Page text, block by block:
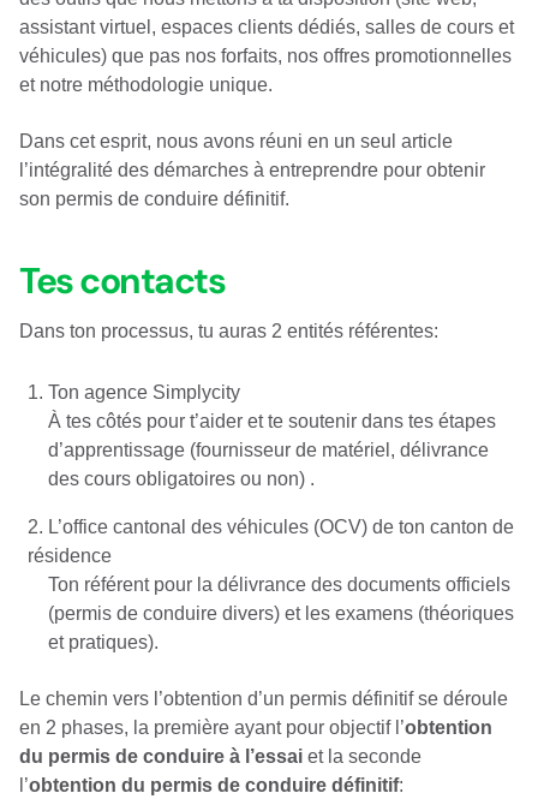
assistant virtuel, espaces clients dédiés, salles de cours et
véhicules) que pas nos forfaits, nos offres promotionnelles
et notre méthodologie unique.
Dans cet esprit, nous avons réuni en un seul article
l’intégralité des démarches à entreprendre pour obtenir
son permis de conduire définitif.
Tes contacts
Dans ton processus, tu auras 2 entités référentes:
1. Ton agence Simplycity
À tes côtés pour t’aider et te soutenir dans tes étapes
d’apprentissage (fournisseur de matériel, délivrance
des cours obligatoires ou non) .
2. L’office cantonal des véhicules (OCV) de ton canton de
résidence
Ton référent pour la délivrance des documents officiels
(permis de conduire divers) et les examens (théoriques
et pratiques).
Le chemin vers l’obtention d’un permis définitif se déroule
en 2 phases, la première ayant pour objectif l’obtention
du permis de conduire à l’essaiet la seconde
l’obtention du permis de conduire définitif: